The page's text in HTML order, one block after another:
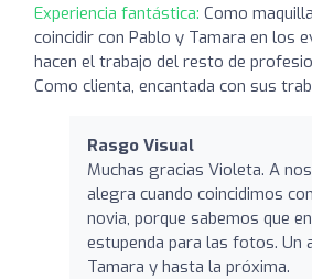
Experiencia fantástica: Como
coincidir con Pablo y Tamara en los
hacen el trabajo del resto de
Como clienta, encantada con sus
Rasgo Visual
Muchas gracias Violeta. A
alegra cuando coincidimos
novia, porque sabemos que
estupenda para las fotos. Un
Tamara y hasta la próxima.